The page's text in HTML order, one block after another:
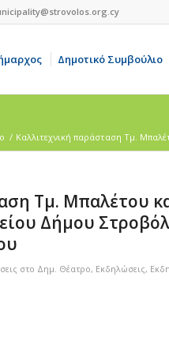
Δημοτικό Συμβούλιο
/ Καλλιτεχνική παράσταση Τμ.
Τμ. Μπαλέτου
Δήμου
στο Δημ. Θέατρο, Εκδηλώσεις,